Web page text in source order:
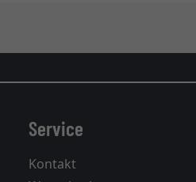
Service
Kontakt